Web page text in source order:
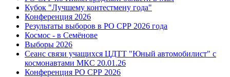
Кубок "Лучшему контестмену года"
Конференция 2026
Результаты выборов в РО СРР 2026 года
Космос - в Семёнове
Выборы 2026
Сеанс связи учащихся ЦДТТ "Юный автомобилист" с
космонавтами МКС 20.01.26
Конференция РО СРР 2026